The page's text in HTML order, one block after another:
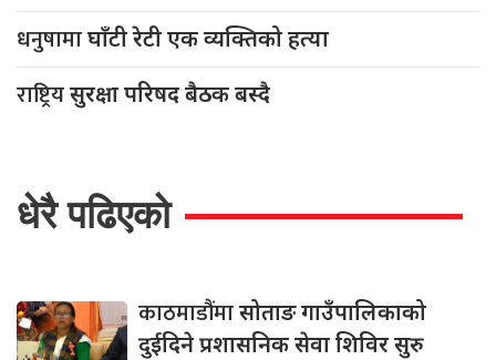
धनुषामाघाँटी रेटी एक व्यक्तिको हत्या
राष्ट्रियसुरक्षा परिषद बैठक बस्दै
धेरै पढिएको
काठमाडौंमासोताङ गाउँपालिकाको
दुईदिने प्रशासनिक सेवा शिविर सुरु